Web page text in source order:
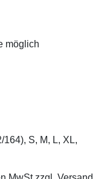
möglich
S, M, L, XL,